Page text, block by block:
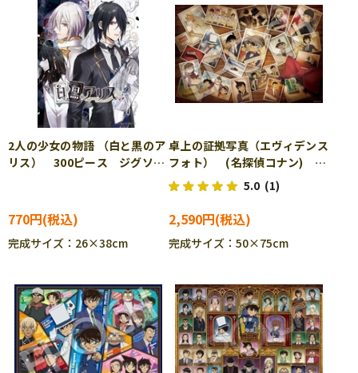
2人の少女の物語 （白と黒のア
リス） 300ピース ジグソー
770円
完成サイズ：26×38cm
卓上の証拠写真（エヴィデンス
フォト） (名探偵コナン)
2016ピース ジグソーパズ
ル EPO-22-602s
5.0 (1)
2,590円
完成サイズ：50×75cm